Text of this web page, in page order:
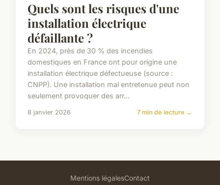
Quels sont les risques d'une
installation électrique
défaillante ?
En 2024, près de 30 % des incendies
domestiques en France ont pour origine une
installation électrique défectueuse (source :
CNPP). Une installation mal entretenue peut non
seulement provoquer des arr...
8 janvier 2026 7 min de lecture →
Mentions légalesContact